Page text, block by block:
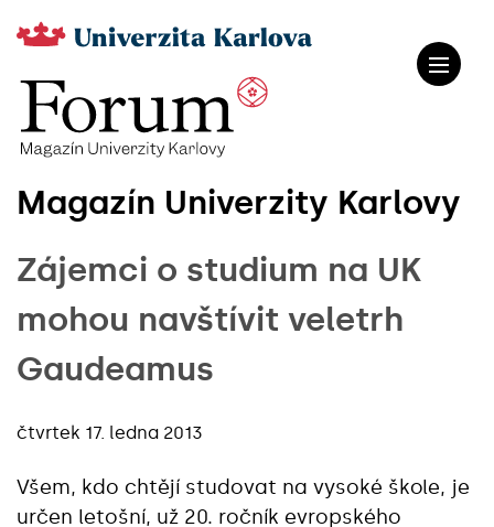
Magazín Univerzity Karlovy
Zájemci o studium na UK
mohou navštívit veletrh
Gaudeamus
čtvrtek 17. ledna 2013
Všem, kdo chtějí studovat na vysoké škole, je
určen letošní, už 20. ročník evropského